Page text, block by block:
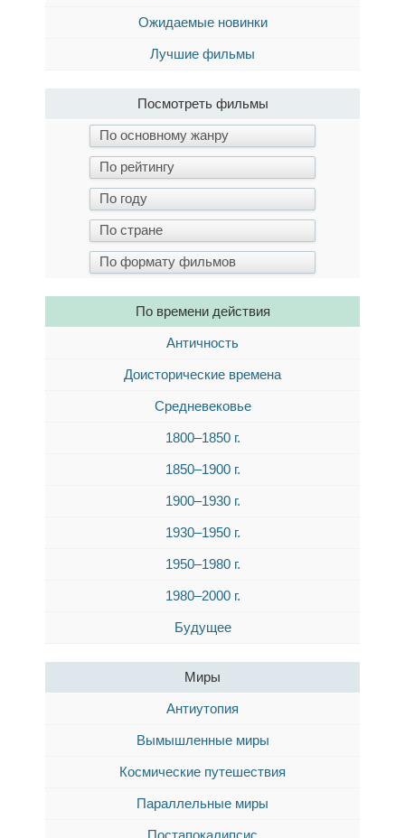
Ожидаемые новинки
Лучшие фильмы
Посмотреть фильмы
По времени действия
Античность
Доисторические времена
Средневековье
1800–1850 г.
1850–1900 г.
1900–1930 г.
1930–1950 г.
1950–1980 г.
1980–2000 г.
Будущее
Миры
Антиутопия
Вымышленные миры
Космические путешествия
Параллельные миры
Постапокалипсис